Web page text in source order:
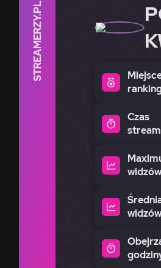
STREAMERZY.PL
Czas
widzów
widzów